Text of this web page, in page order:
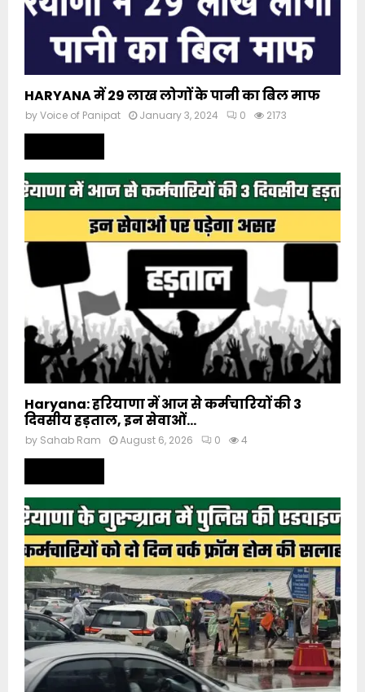
HARYANA में 29 लाख लोगों के पानी का बिल माफ
byVoice of Panipat January 3, 2024 0 2173
Haryana: हरियाणा में आज से कर्मचारियों की 3
दिवसीय हड़ताल, इन सेवाओं...
by Sahab Ram August 6, 2026 0 4